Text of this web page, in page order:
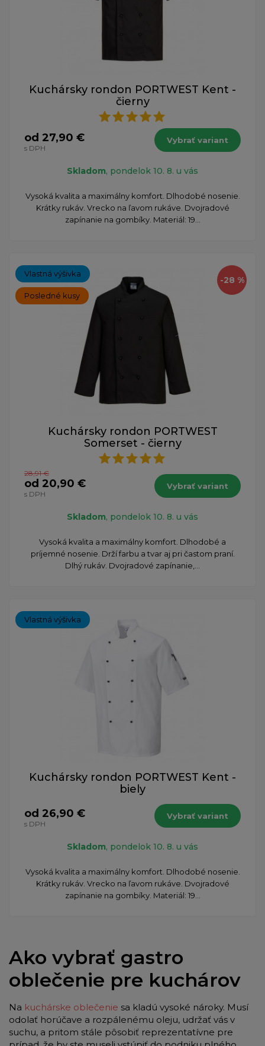
Kuchársky rondon PORTWEST Kent -
čierny
od 27,90 €
s DPH
Vybrať variant
Skladom, pondelok 10. 8. u vás
Vysoká kvalita a maximálny komfort. Dlhodobé nosenie.
Krátky rukáv. Vrecko na ľavom rukáve. Dvojradové
zapínanie na gombíky. Materiál: 19...
-28 %
Vlastná výšivka
Posledné kusy
Kuchársky rondon PORTWEST
Somerset - čierny
28,91 €
od 20,90 €
s DPH
Vybrať variant
Skladom, pondelok 10. 8. u vás
Vysoká kvalita a maximálny komfort. Dlhodobé a
príjemné nosenie. Drží farbu a tvar aj pri častom praní.
Dlhý rukáv. Dvojradové zapínanie,...
Vlastná výšivka
Kuchársky rondon PORTWEST Kent -
biely
od 26,90 €
s DPH
Vybrať variant
Skladom, pondelok 10. 8. u vás
Vysoká kvalita a maximálny komfort. Dlhodobé nosenie.
Krátky rukáv. Vrecko na ľavom rukáve. Dvojradové
zapínanie na gombíky. Materiál: 19...
Ako vybrať gastro
oblečenie pre kuchárov
Na kuchárske oblečenie sa kladú vysoké nároky. Musí
odolať horúčave a rozpálenému oleju, udržať vás v
suchu, a pritom stále pôsobiť reprezentatívne pre